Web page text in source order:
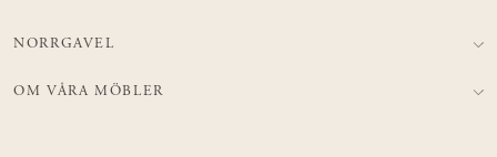
NORRGAVEL
OM VÅRA MÖBLER